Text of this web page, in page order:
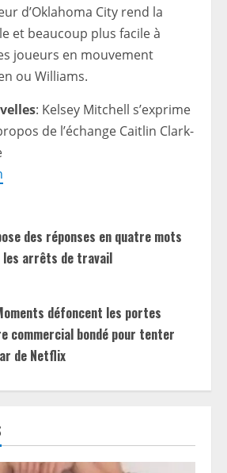
d’Oklahoma City rend la
et beaucoup plus facile à
joueurs en mouvement
ou Williams.
: Kelsey Mitchell s’exprime
de l’échange Caitlin Clark-
des réponses en quatre mots
les arrêts de travail
défoncent les portes
commercial bondé pour tenter
de Netflix